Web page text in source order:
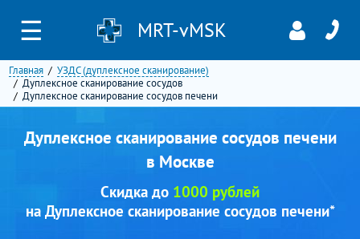
☰ MRT-vMSK
Главная
УЗДС (дуплексное сканирование)
Дуплексное сканирование сосудов
Дуплексное сканирование сосудов печени
Дуплексное сканирование сосудов печени
в Москве
Скидка до 1000 рублей
на Дуплексное сканирование сосудов печени*